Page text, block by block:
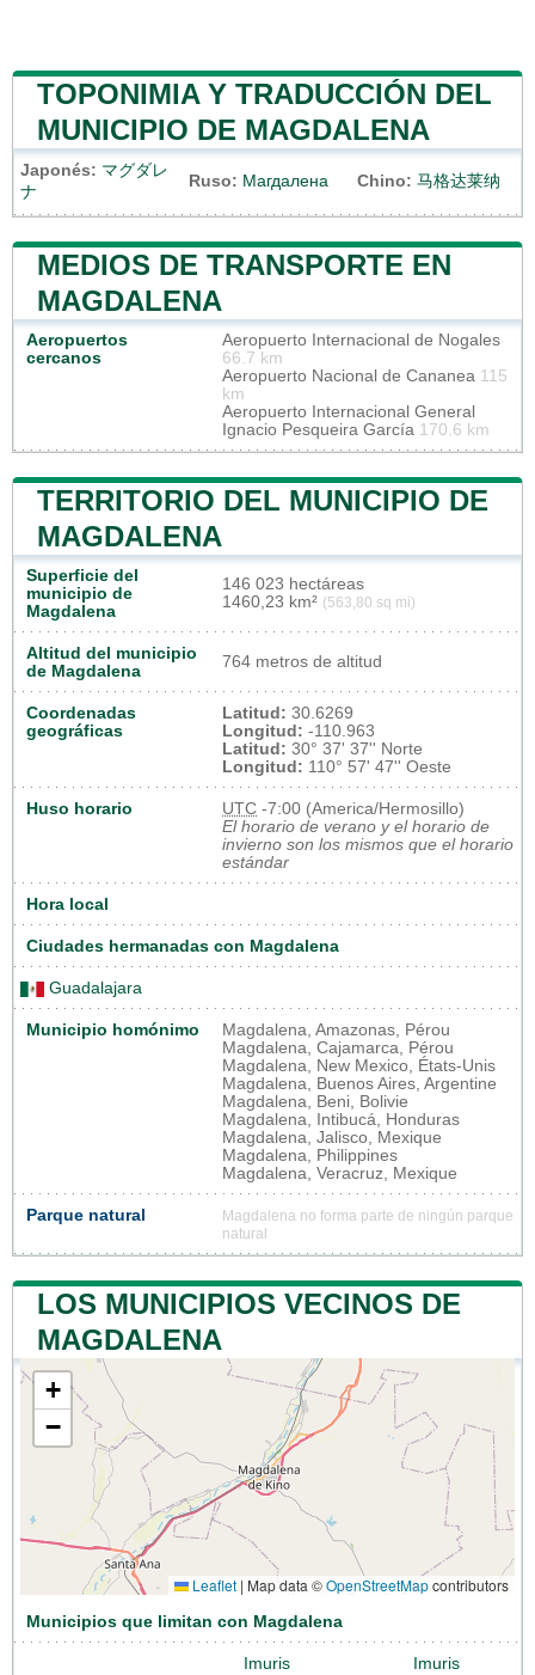
TOPONIMIA Y TRADUCCIÓN DEL
MUNICIPIO DE MAGDALENA
Japonés: マグダレ
ナ
Ruso: Магдалена Chino: 马格达莱纳
MEDIOS DE TRANSPORTE EN
MAGDALENA
Aeropuertos
cercanos
Aeropuerto Internacional de Nogales
66.7 km
Aeropuerto Nacional de Cananea 115
km
Aeropuerto Internacional General
Ignacio Pesqueira García 170.6 km
TERRITORIO DEL MUNICIPIO DE
MAGDALENA
Superficie del
municipio de
Magdalena
146 023 hectáreas
1460,23 km² (563,80 sq mi)
Altitud del municipio
de Magdalena
764 metros de altitud
Coordenadas
geográficas
Latitud: 30.6269
Longitud: -110.963
Latitud: 30° 37' 37'' Norte
Longitud: 110° 57' 47'' Oeste
Huso horario UTC -7:00 (America/Hermosillo)
El horario de verano y el horario de
invierno son los mismos que el horario
estándar
Hora local
Ciudades hermanadas con Magdalena
Guadalajara
Municipio homónimo
Magdalena, Amazonas, Pérou
Magdalena, Cajamarca, Pérou
Magdalena, New Mexico, États-Unis
Magdalena, Buenos Aires, Argentine
Magdalena, Beni, Bolivie
Magdalena, Intibucá, Honduras
Magdalena, Jalisco, Mexique
Magdalena, Philippines
Magdalena, Veracruz, Mexique
Parque natural
Magdalena no forma parte de ningún parque
natural
LOS MUNICIPIOS VECINOS DE
MAGDALENA
+
−
Leaflet | Map data ©OpenStreetMapcontributors
Municipios que limitan con Magdalena
Imuris Imuris